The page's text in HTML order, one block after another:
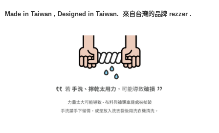
Made in Taiwan , Designed in Taiwan. 來自台灣的品牌 rezzer .